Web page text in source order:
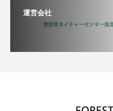
運営会社